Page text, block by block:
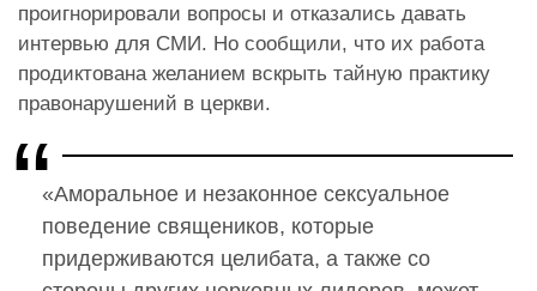
проигнорировали вопросы и отказались давать
интервью для СМИ. Но сообщили, что их работа
продиктована желанием вскрыть тайную практику
правонарушений в церкви.
«Аморальное и незаконное сексуальное
поведение священиков, которые
придерживаются целибата, а также со